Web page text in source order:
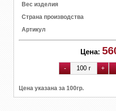
Вес изделия
Страна производства
Артикул
Цена:
Цена указана за 100гр.